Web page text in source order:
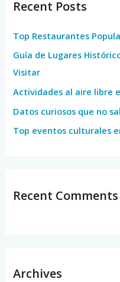
c
f
o
r
:
Recent Posts
Top Restaurantes
Guía de Lugares
Visitar
Actividades al aire libre
Datos curiosos que no
Top eventos culturales
Recent Comments
Archives